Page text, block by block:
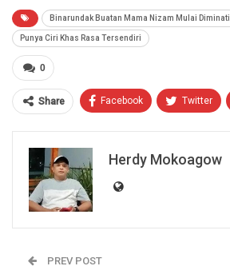
Binarundak Buatan Mama Nizam Mulai Diminati
Punya Ciri Khas Rasa Tersendiri
0
Share Facebook Twitter
Herdy Mokoagow
PREV POST